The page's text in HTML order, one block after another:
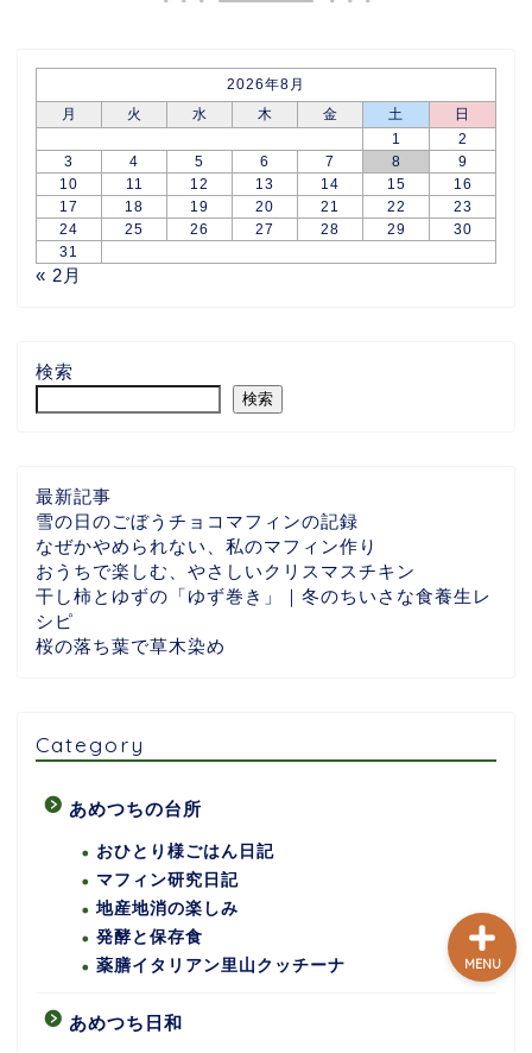
2026年8月
月
火 水 木 金 土
日
1
2
3
4 5 6 7 8
9
10
11 12 13 14 15
16
17
18 19 20 21 22
23
24
25 26 27 28 29
30
31
« 2月
検索
検索
最新記事
雪の日のごぼうチョコマフィンの記録
なぜかやめられない、私のマフィン作り
おうちで楽しむ、やさしいクリスマスチキン
干し柿とゆずの「ゆず巻き」｜冬のちいさな食養生レ
シピ
桜の落ち葉で草木染め
Category
あめつちの台所
おひとり様ごはん日記
マフィン研究日記
地産地消の楽しみ
発酵と保存食
薬膳イタリアン里山クッチーナ
あめつち日和
MENU
ホーム